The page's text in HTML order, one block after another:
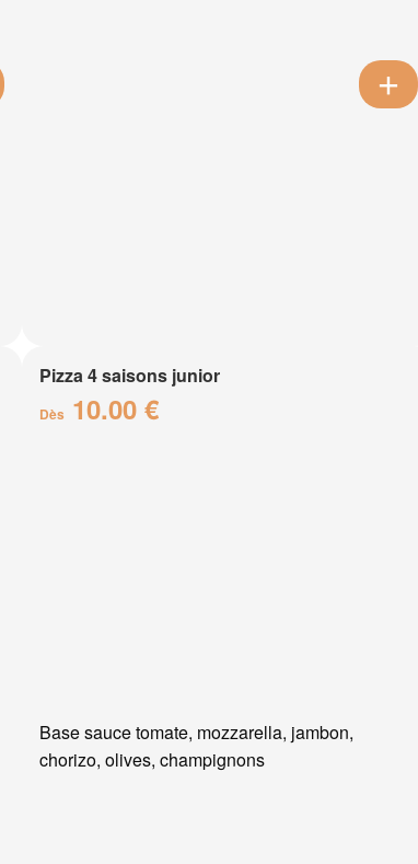
Pizza 4 saisons junior
Dès 10.00 €
Base sauce tomate, mozzarella, jambon,
chorizo, olives, champignons